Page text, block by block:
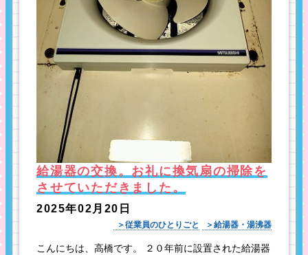
給湯器の交換。お礼に換気扇の掃除を
させていただきました。
2025年02月20日
従業員のひとりごと 給湯器・湯沸器
こんにちは、高橋です。 ２０年前に設置された給湯器